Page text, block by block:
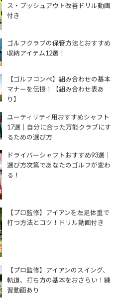
ス・プッシュアウト改善ドリル動画
付き
ゴルフクラブの保管方法とおすすめ
収納アイテム12選！
【ゴルフコンペ】組み合わせの基本
マナーを伝授！【組み合わせ表あ
り】
ユーティリティ用おすすめシャフト
17選│自分に合った万能クラブにす
るための選び方
ドライバーシャフトおすすめ93選│
選び方次第であなたのゴルフが変わ
る！
【プロ監修】アイアンを左足体重で
打つ方法とコツ！ドリル動画付き
【プロ監修】アイアンのスイング、
軌道、打ち方の基本をおさらい！練
習動画あり